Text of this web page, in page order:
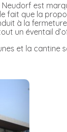
Neudorf est
fait que la
à la
un éventail
et la cantine